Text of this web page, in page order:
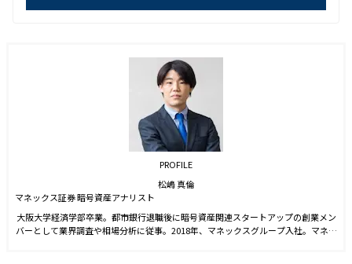
PROFILE
松嶋 真倫
マネックス証券 暗号資産アナリスト
大阪大学経済学部卒業。都市銀行退職後に暗号資産関連スタートアップの創業メン
バーとして業界調査や相場分析に従事。2018年、マネックスグループ入社。マネッ